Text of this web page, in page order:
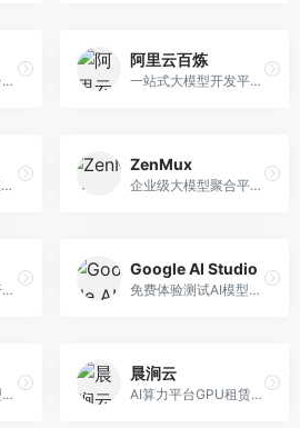
Claude模型API平台，专注于安全可靠的AI服务。面向开发者，提供Claude系列模型API、安全特性、企业级服务等，API质量高。
阿里云百炼
一站式大模型开发平台，深度整合阿里云服务。面向企业开发者和AI团队，提供模型训练、微调、部署、应用开发等全流程服务，企业级功能完善。
一个Key用全球大模型的聚合平台。面向开发者，提供多模型统一API、简化接入、成本控制等服务，接入便捷。
ZenMux
企业级大模型聚合平台，专注于企业AI服务。面向企业用户，提供多模型管理、安全合规、成本优化等服务，企业级功能完善。
科大讯飞AI智能体开发平台，专注于企业级模型服务。面向企业用户，提供模型调用、智能体创建、行业解决方案等服务，中文能力突出。
Google AI Studio
免费体验测试AI模型的平台，深度整合Google生态。面向开发者和研究者，提供Gemini模型体验、API密钥管理、提示词测试等服务，免费使用。
企业级AI数据与模型服务平台，专注于数据驱动AI。面向企业用户，提供数据管理、模型训练、部署服务等，数据治理能力强。
晨涧云
AI算力平台GPU租赁服务，专注于弹性算力。面向开发者和研究者，提供GPU租赁、弹性调度、成本优化等服务，算力灵活。